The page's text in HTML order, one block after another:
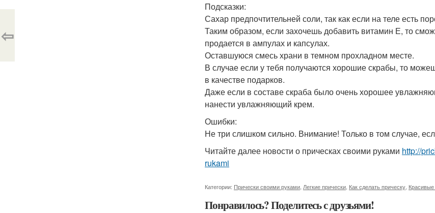
Подсказки:
Сахар предпочтительней соли, так как если на теле есть
Таким образом, если захочешь добавить витамин Е, то
продается в ампулах и капсулах.
Оставшуюся смесь храни в темном прохладном месте.
В случае если у тебя получаются хорошие скрабы, то
в качестве подарков.
Даже если в составе скраба было очень хорошее
нанести увлажняющий крем.
Ошибки:
Не три слишком сильно. Внимание! Только в том случае,
Читайте далее новости о прическах своими руками http://
rukami
Категории: Прически своими руками Легкие прически Как сделать прическу
Понравилось? Поделитесь с друзьями!
⇦